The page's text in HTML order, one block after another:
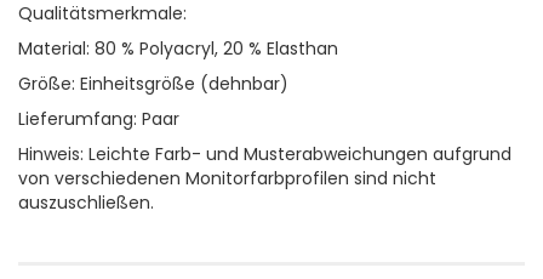
Qualitätsmerkmale:
Material: 80 % Polyacryl, 20 % Elasthan
Größe: Einheitsgröße (dehnbar)
Lieferumfang: Paar
Hinweis: Leichte Farb- und Musterabweichungen aufgrund
von verschiedenen Monitorfarbprofilen sind nicht
auszuschließen.